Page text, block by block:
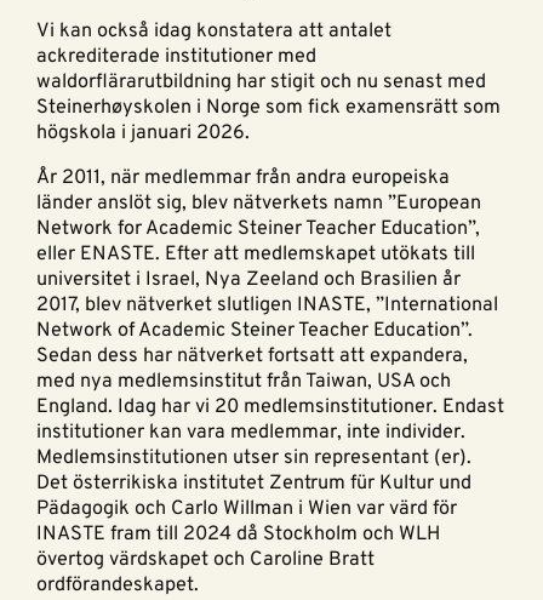
Vi kan också idag konstatera att antalet
ackrediterade institutioner med
waldorflärarutbildning har stigit och nu senast med
Steinerhøyskolen i Norge som fick examensrätt som
högskola i januari 2026.
År 2011, när medlemmar från andra europeiska
länder anslöt sig, blev nätverkets namn ”European
Network for Academic Steiner Teacher Education”,
eller ENASTE. Efter att medlemskapet utökats till
universitet i Israel, Nya Zeeland och Brasilien år
2017, blev nätverket slutligen INASTE, ”International
Network of Academic Steiner Teacher Education”.
Sedan dess har nätverket fortsatt att expandera,
med nya medlemsinstitut från Taiwan, USA och
England. Idag har vi 20 medlemsinstitutioner. Endast
institutioner kan vara medlemmar, inte individer.
Medlemsinstitutionen utser sin representant (er).
Det österrikiska institutet Zentrum für Kultur und
Pädagogik och Carlo Willman i Wien var värd för
INASTE fram till 2024 då Stockholm och WLH
övertog värdskapet och Caroline Bratt
ordförandeskapet.